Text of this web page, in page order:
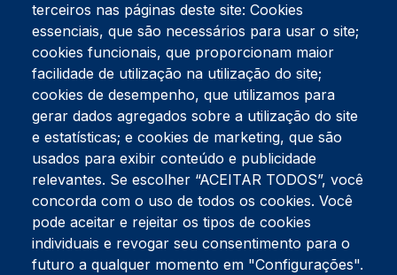
Tel:234 390 100Fax:234 390 100
Endereço Postal
Apartado 42
Rua Gil Eanes 31
3834-908 Gafanha da Nazaré
Estúdios
Rua Prior Guerra
Edifício do Centro Cultural da Gafanha da Nazaré
3830-556 Gafanha da Nazaré
terceiros nas páginas deste site: Cookies
essenciais, que são necessários para usar o site;
cookies funcionais, que proporcionam maior
facilidade de utilização na utilização do site;
cookies de desempenho, que utilizamos para
gerar dados agregados sobre a utilização do site
e estatísticas; e cookies de marketing, que são
usados para exibir conteúdo e publicidade
relevantes. Se escolher “ACEITAR TODOS”, você
concorda com o uso de todos os cookies. Você
pode aceitar e rejeitar os tipos de cookies
individuais e revogar seu consentimento para o
futuro a qualquer momento em "Configurações".